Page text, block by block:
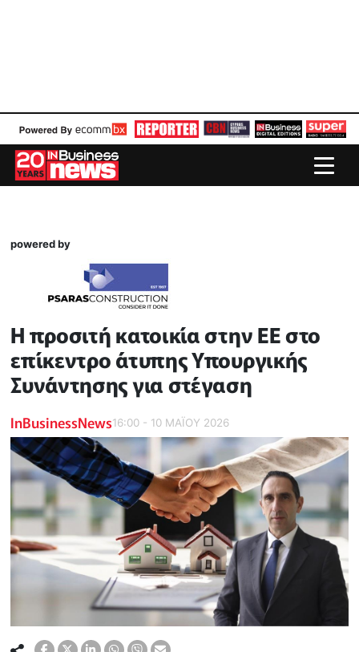
powered by
H προσιτή κατοικία στην ΕΕ στο
επίκεντρο άτυπης Υπουργικής
Συνάντησης για στέγαση
InBusinessNews16:00 - 10 ΜΑΪ́ΟΥ 2026